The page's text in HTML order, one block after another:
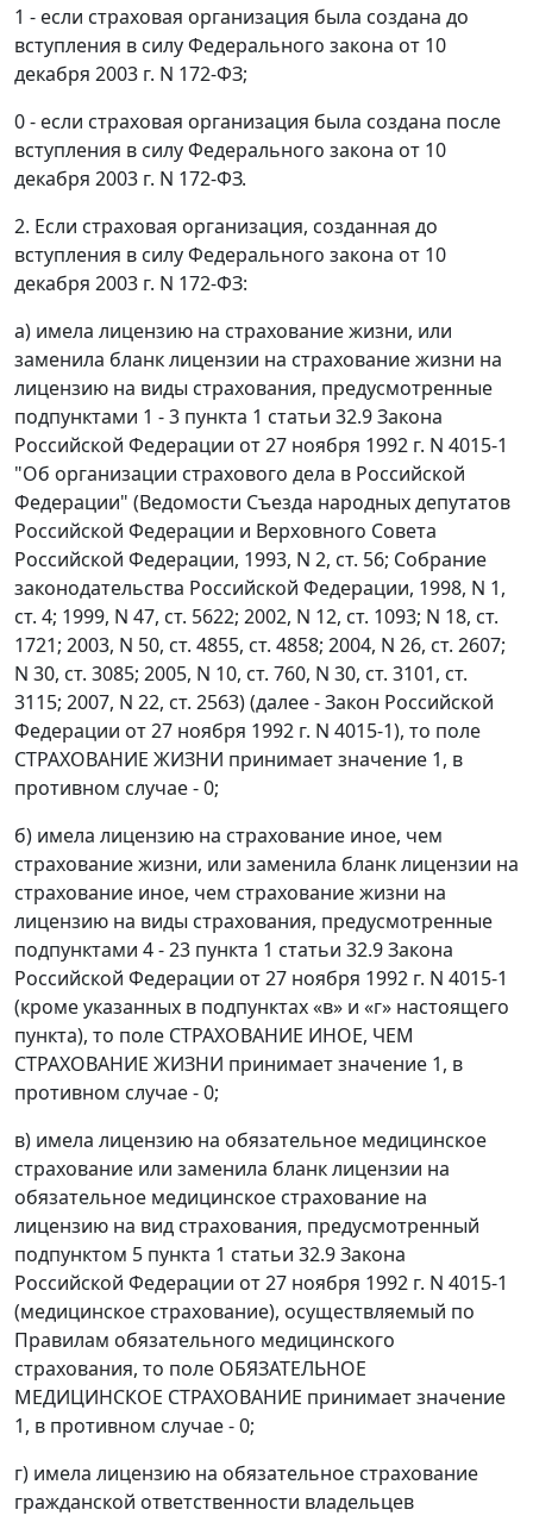
1 - если страховая организация была создана до
вступления в силу Федерального закона от 10
декабря 2003 г. N 172-ФЗ;
0 - если страховая организация была создана после
вступления в силу Федерального закона от 10
декабря 2003 г. N 172-ФЗ.
2. Если страховая организация, созданная до
вступления в силу Федерального закона от 10
декабря 2003 г. N 172-ФЗ:
а) имела лицензию на страхование жизни, или
заменила бланк лицензии на страхование жизни на
лицензию на виды страхования, предусмотренные
подпунктами 1 - 3 пункта 1 статьи 32.9 Закона
Российской Федерации от 27 ноября 1992 г. N 4015-1
"Об организации страхового дела в Российской
Федерации" (Ведомости Съезда народных депутатов
Российской Федерации и Верховного Совета
Российской Федерации, 1993, N 2, ст. 56; Собрание
законодательства Российской Федерации, 1998, N 1,
ст. 4; 1999, N 47, ст. 5622; 2002, N 12, ст. 1093; N 18, ст.
1721; 2003, N 50, ст. 4855, ст. 4858; 2004, N 26, ст. 2607;
N 30, ст. 3085; 2005, N 10, ст. 760, N 30, ст. 3101, ст.
3115; 2007, N 22, ст. 2563) (далее - Закон Российской
Федерации от 27 ноября 1992 г. N 4015-1), то поле
СТРАХОВАНИЕ ЖИЗНИ принимает значение 1, в
противном случае - 0;
б) имела лицензию на страхование иное, чем
страхование жизни, или заменила бланк лицензии на
страхование иное, чем страхование жизни на
лицензию на виды страхования, предусмотренные
подпунктами 4 - 23 пункта 1 статьи 32.9 Закона
Российской Федерации от 27 ноября 1992 г. N 4015-1
(кроме указанных в подпунктах «в» и «г» настоящего
пункта), то поле СТРАХОВАНИЕ ИНОЕ, ЧЕМ
СТРАХОВАНИЕ ЖИЗНИ принимает значение 1, в
противном случае - 0;
в) имела лицензию на обязательное медицинское
страхование или заменила бланк лицензии на
обязательное медицинское страхование на
лицензию на вид страхования, предусмотренный
подпунктом 5 пункта 1 статьи 32.9 Закона
Российской Федерации от 27 ноября 1992 г. N 4015-1
(медицинское страхование), осуществляемый по
Правилам обязательного медицинского
страхования, то поле ОБЯЗАТЕЛЬНОЕ
МЕДИЦИНСКОЕ СТРАХОВАНИЕ принимает значение
1, в противном случае - 0;
г) имела лицензию на обязательное страхование
гражданской ответственности владельцев